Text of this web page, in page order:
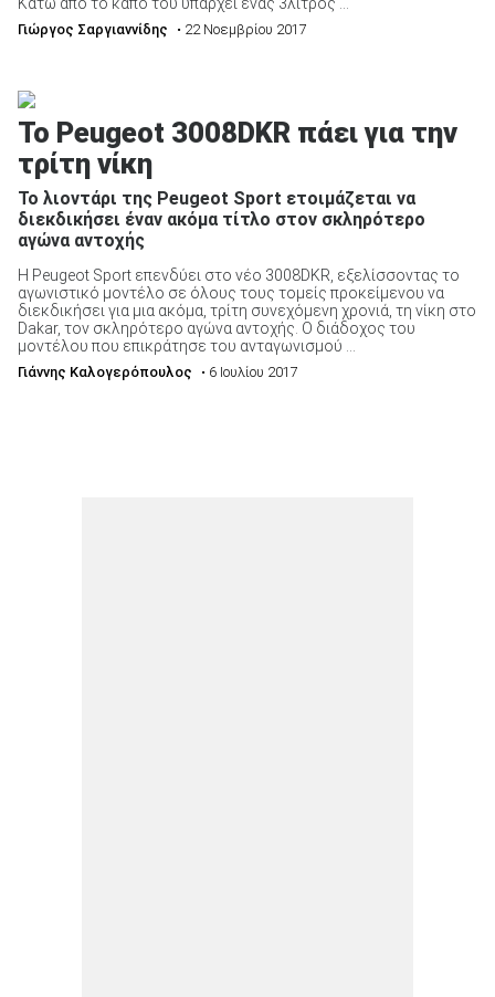
Γιώργος Σαργιαννίδης • 22 Νοεμβρίου 2017
Το Peugeot 3008DKR πάει για την
τρίτη νίκη
Το λιοντάρι της Peugeot Sport ετοιμάζεται να
διεκδικήσει έναν ακόμα τίτλο στον σκληρότερο
αγώνα αντοχής
Η Peugeot Sport επενδύει στο νέο 3008DKR, εξελίσσοντας το
αγωνιστικό μοντέλο σε όλους τους τομείς προκείμενου να
διεκδικήσει για μια ακόμα, τρίτη συνεχόμενη χρονιά, τη νίκη στο
Dakar, τον σκληρότερο αγώνα αντοχής. Ο διάδοχος του
μοντέλου που επικράτησε του ανταγωνισμού ...
Γιάννης Καλογερόπουλος • 6 Ιουλίου 2017